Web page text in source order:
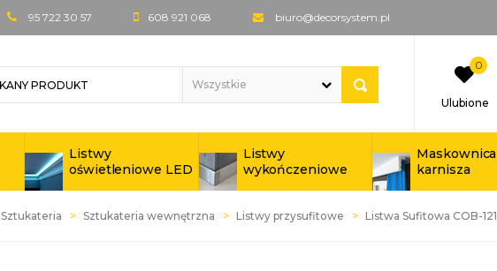
95 722 30 57 608 921 068 biuro@decorsystem.pl
0
Ulubione
Listwy
oświetleniowe LED
Listwy
wykończeniowe
Maskownica
karnisza
Sztukateria Sztukateria wewnętrzna Listwy przysufitowe Listwa Sufitowa COB-121